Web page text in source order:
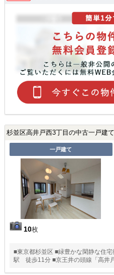
杉並区高井戸西3丁目の中古一戸建て
一戸建て
10枚
■東京都杉並区 ■緑豊かな閑静な住宅
駅 徒歩11分 ■京王井の頭線「高